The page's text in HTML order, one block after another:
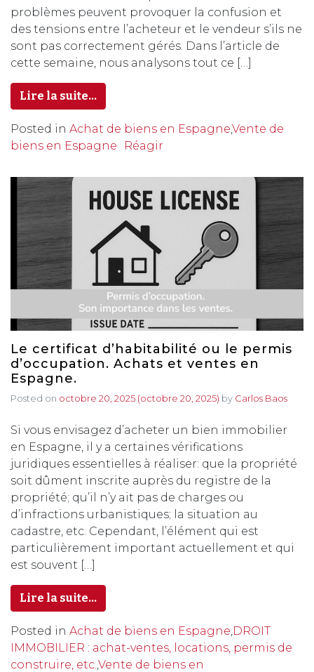
problèmes peuvent provoquer la confusion et
des tensions entre l’acheteur et le vendeur s’ils ne
sont pas correctement gérés. Dans l’article de
cette semaine, nous analysons tout ce […]
Lire la suite…
Posted in Achat de biens en EspagneVente de
biens en Espagne
Réagir
Le certificat d’habitabilité ou le permis
d’occupation. Achats et ventes en
Espagne.
Posted on octobre 20, 2025 (octobre 20, 2025) by Carlos Baos
Si vous envisagez d’acheter un bien immobilier
en Espagne, il y a certaines vérifications
juridiques essentielles à réaliser: que la propriété
soit dûment inscrite auprès du registre de la
propriété; qu’il n’y ait pas de charges ou
d’infractions urbanistiques; la situation au
cadastre, etc. Cependant, l’élément qui est
particulièrement important actuellement et qui
est souvent […]
Lire la suite…
Posted in Achat de biens en Espagne DROIT
IMMOBILIER : achat-ventes, locations, permis de
construire, etc. Vente de biens en